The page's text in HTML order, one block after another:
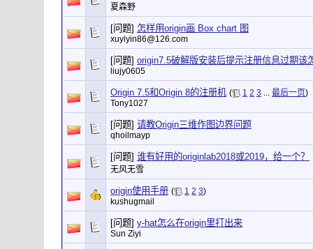
夏森野
[问题] 怎样用origin画 Box chart 图
xuyiyin86@126.com
[问题] origin7.5破解版安装后提示注册信息过期该
liujy0605
Origin 7.5和Origin 8的注册机 ( 1 2 3 ... 最后一页)
Tony1027
[问题] 请教Origin三维作图边界问题
qhoilmayp
[问题] 谁有好用的originlab2018或2019，给一个？
无风无雪
origin使用手册 ( 1 2 3)
kushugmail
[问题] y-hat怎么在origin里打出来
Sun Ziyi